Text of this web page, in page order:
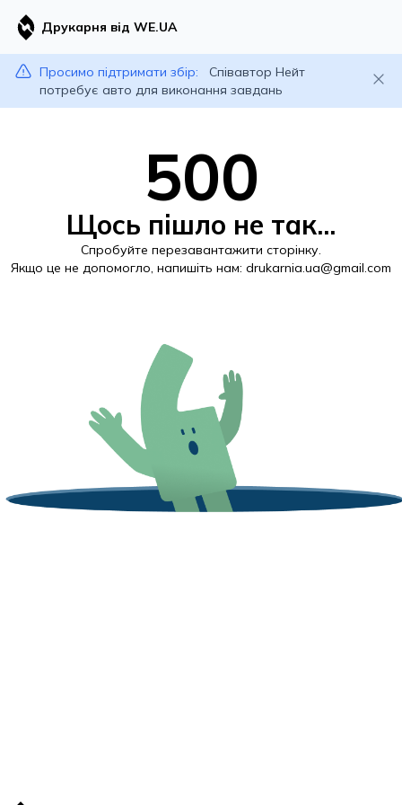
Друкарня від WE.UA
Просимо підтримати збір:
Співавтор Нейт
потребує авто для виконання завдань
500
Щось пішло не так...
Спробуйте перезавантажити сторінку.
Якщо це не допомогло, напишіть нам: drukarnia.ua@gmail.com